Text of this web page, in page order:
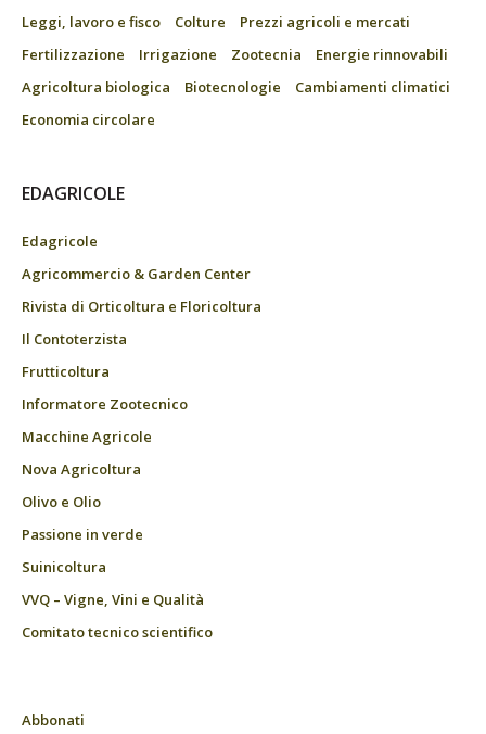
Leggi, lavoro e fisco
Colture
Prezzi agricoli e mercati
Fertilizzazione
Irrigazione Zootecnia
Energie rinnovabili
Agricoltura biologica
Biotecnologie
Cambiamenti climatici
Economia circolare
EDAGRICOLE
Edagricole
Agricommercio & Garden Center
Rivista di Orticoltura e Floricoltura
Il Contoterzista
Frutticoltura
Informatore Zootecnico
Macchine Agricole
Nova Agricoltura
Olivo e Olio
Passione in verde
Suinicoltura
VVQ – Vigne, Vini e Qualità
Comitato tecnico scientifico
Abbonati